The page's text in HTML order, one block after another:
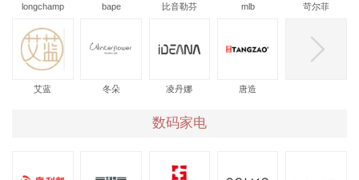
longchamp bape 比音勒芬 mlb 苛尔菲
艾蓝 冬朵 凌丹娜 唐造
数码家电